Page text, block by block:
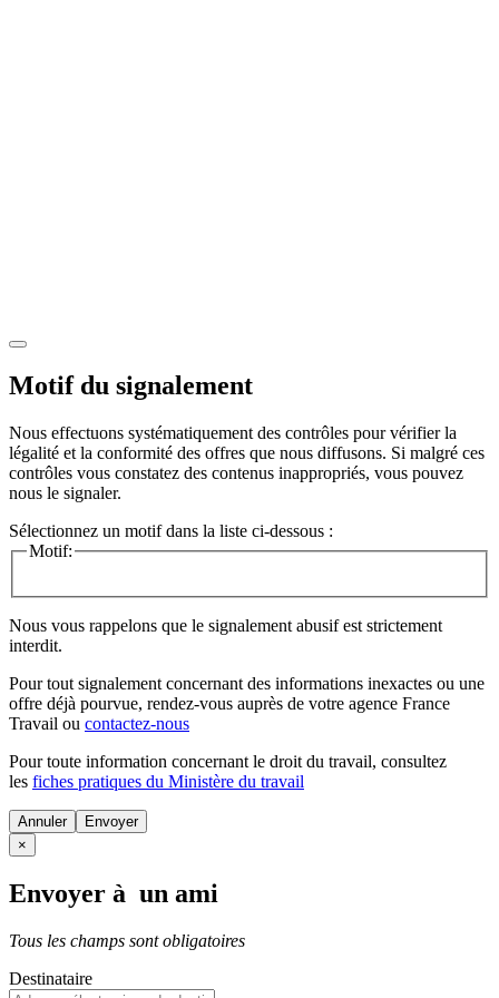
Motif du signalement
Nous effectuons systématiquement des contrôles pour vérifier la
légalité et la conformité des offres que nous diffusons. Si malgré ces
contrôles vous constatez des contenus inappropriés, vous pouvez
nous le signaler.
Sélectionnez un motif dans la liste ci-dessous :
Motif:
Nous vous rappelons que le signalement abusif est strictement
interdit.
Pour tout signalement concernant des informations inexactes ou une
offre déjà pourvue, rendez-vous auprès de votre agence France
Travail ou contactez-nous
Pour toute information concernant le droit du travail, consultez
les fiches pratiques du Ministère du travail
Annuler
×
Envoyer à un ami
Tous les champs sont obligatoires
Destinataire